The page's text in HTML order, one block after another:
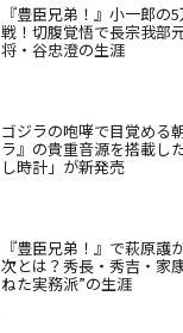
『豊臣兄弟！』小一郎の
戦！切腹覚悟で長宗我部
将・谷忠澄の生涯
ゴジラの咆哮で目覚める
ラ』の貴重音源を搭載し
し時計」が新発売
『豊臣兄弟！』で萩原護
次とは？秀長・秀吉・家
ねた実務派”の生涯